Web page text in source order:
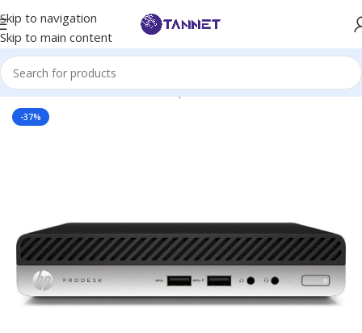
Skip to navigation
Skip to main content
Hem/PCs/Kontors Datorer/Hp
-37%